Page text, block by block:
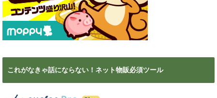
これがなきゃ話にならない！ネット物販必須ツール